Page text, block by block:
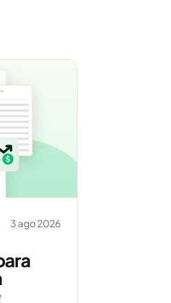
3 ago 2026